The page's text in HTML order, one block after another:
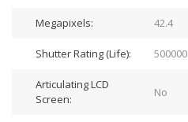
Megapixels: 42.4
Shutter Rating (Life): 500000
Articulating LCD
Screen:
No